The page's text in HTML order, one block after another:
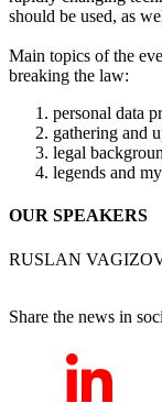
should be used, as
Main topics of the
breaking the law:
personal data
gathering and
legal
legends and
OUR SPEAKERS
RUSLAN
Share the news in